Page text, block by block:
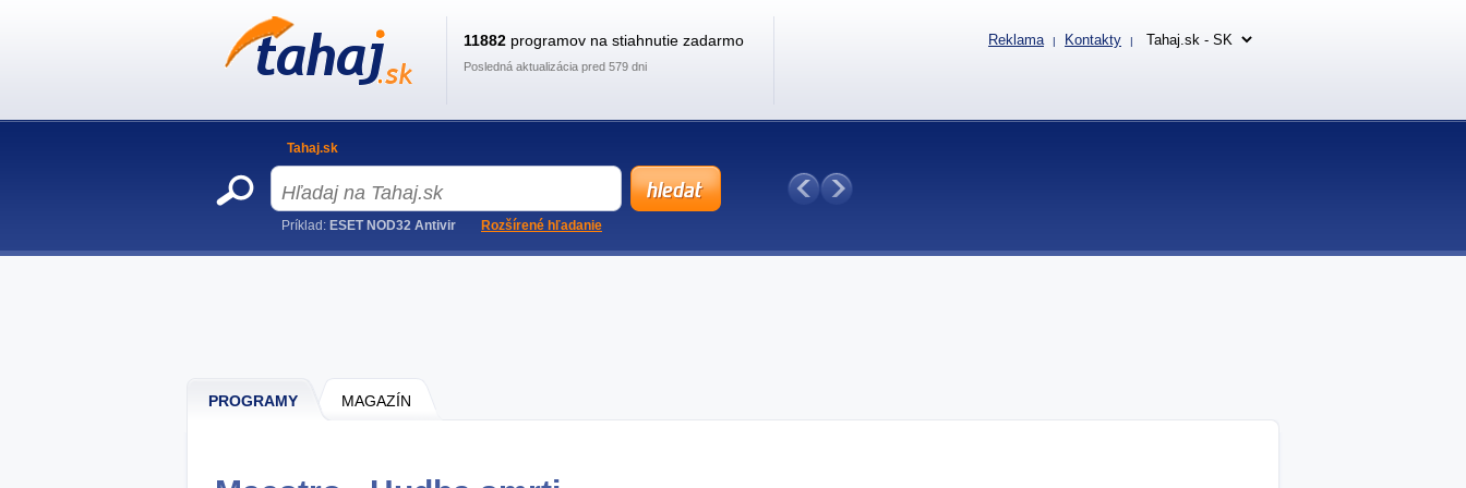
PROGRAMY MAGAZÍN
11882 programov na stiahnutie zadarmo
Posledná aktualizácia pred 579 dni
Reklama | Kontakty |
Tahaj.sk
Príklad: ESET NOD32 Antivir Rozšírené hľadanie